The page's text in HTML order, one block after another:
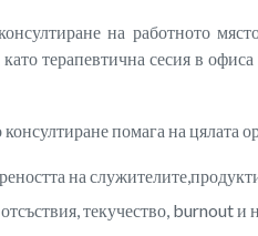
на работното
терапевтична сесия в
помага на цялата
на
текучество, burnout